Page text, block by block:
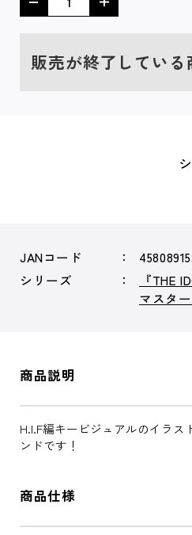
販売が終了している
JANコード
シリーズ
『THE
マスタ
商品説明
H.I.F編キービジュアルのイラス
ンドです！
商品仕様